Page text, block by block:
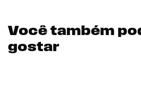
Você também
gostar